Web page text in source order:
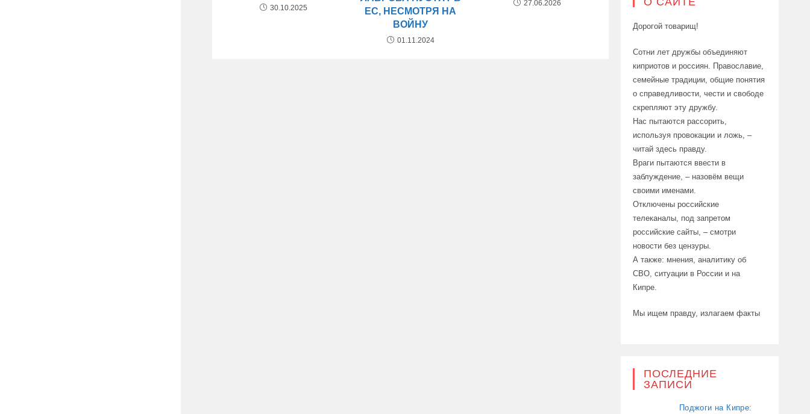
30.10.2025
ЕС, НЕСМОТРЯ НА
ВОЙНУ
01.11.2024
27.06.2026
Дорогой товарищ!
Сотни лет дружбы объединяют
киприотов и россиян. Православие,
семейные традиции, общие понятия
о справедливости, чести и свободе
скрепляют эту дружбу.
Нас пытаются рассорить,
используя провокации и ложь, –
читай здесь правду.
Враги пытаются ввести в
заблуждение, – назовём вещи
своими именами.
Отключены российские
телеканалы, под запретом
российские сайты, – смотри
новости без цензуры.
А также: мнения, аналитику об
СВО, ситуации в России и на
Кипре.
Мы ищем правду, излагаем факты
ПОСЛЕДНИЕ
ЗАПИСИ
Поджоги на Кипре: